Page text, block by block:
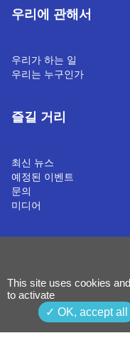
우리에 관해서
우리가 하는 일
우리는 누구인가
즐길 거리
최신 뉴스
예정된 이벤트
문의
미디어
개인정보처리방침
약관 & 조건
내부 고발 정책
This site uses cookies
to activate
OK, accept all